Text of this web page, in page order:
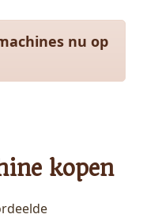
nu op
kopen